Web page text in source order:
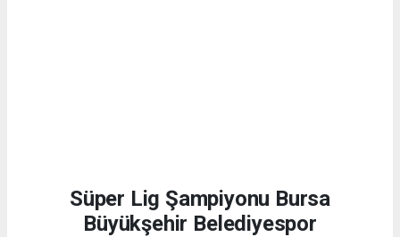
Süper Lig Şampiyonu Bursa
Büyükşehir Belediyespor